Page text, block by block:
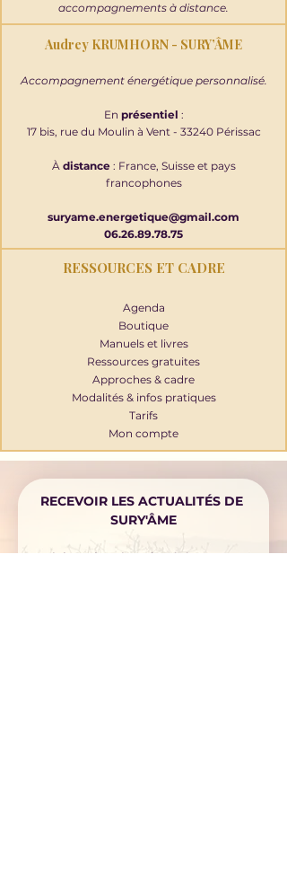
accompagnements à distance.
Audrey KRUMHORN - SURY’ÂME
Accompagnement énergétique personnalisé.
En présentiel :
17 bis, rue du Moulin à Vent - 33240 Périssac
À distance : France, Suisse et pays
francophones
suryame.energetique@gmail.com
06.26.89.78.75
RESSOURCES ET CADRE
Agenda
Boutique
Manuels et livres
Ressources gratuites
Approches & cadre
Modalités & infos pratiques
Tarifs
Mon compte
RECEVOIR LES ACTUALITÉS DE
SURY'ÂME
Articles, planning des évènements,